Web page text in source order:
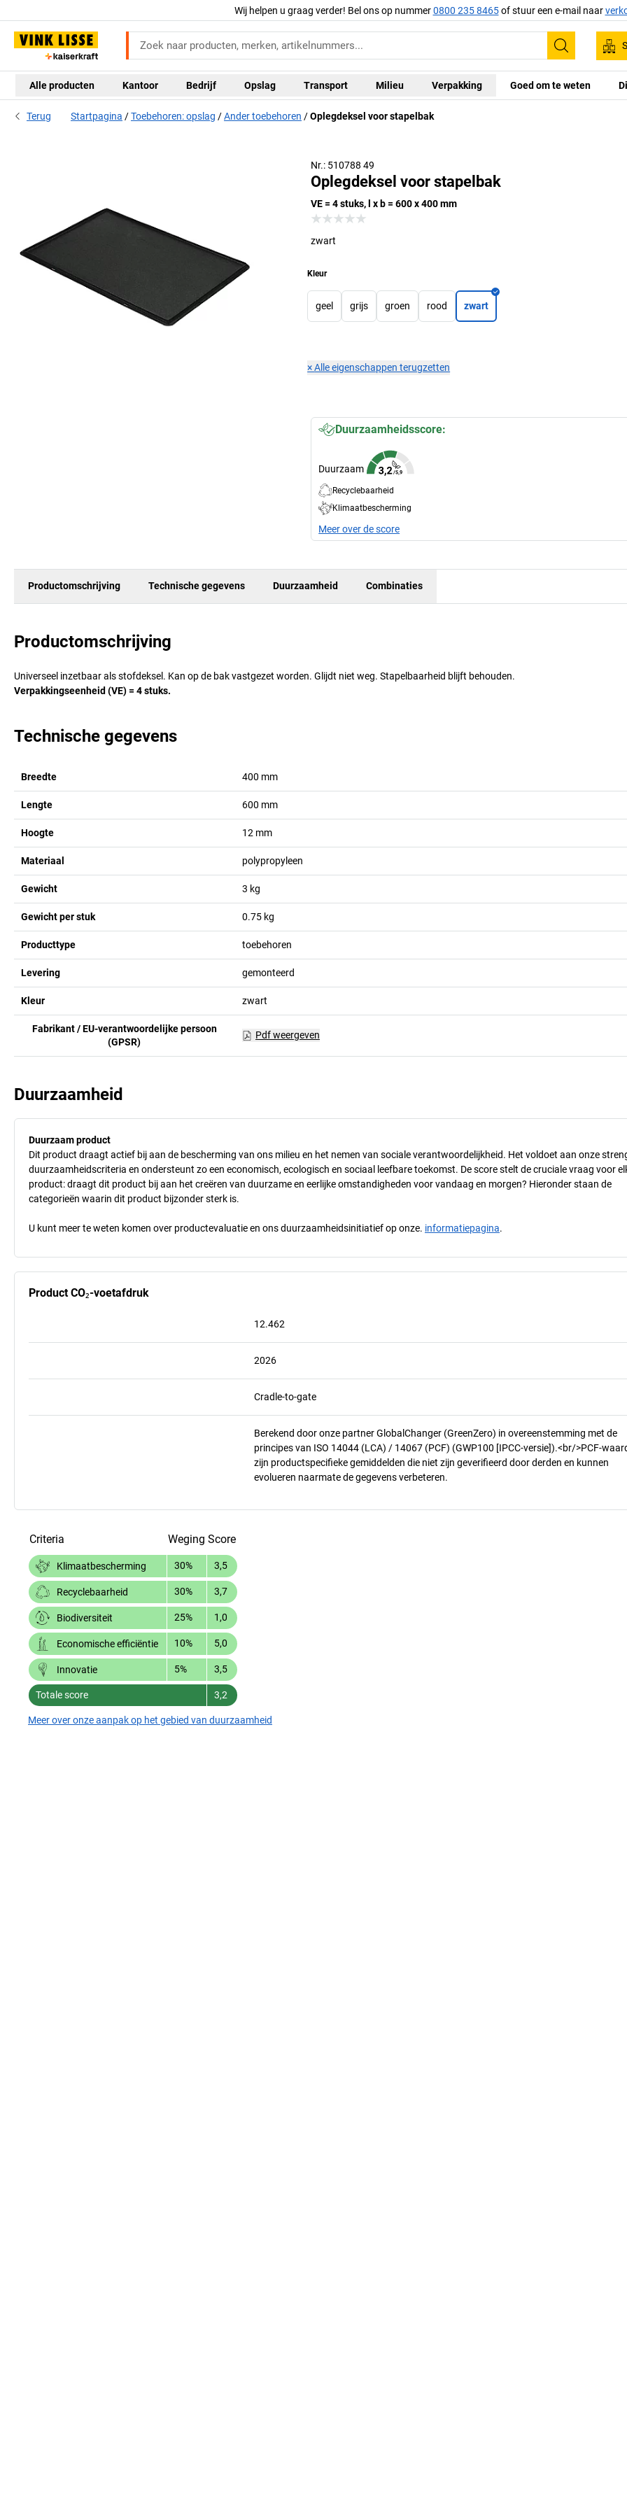
Wij helpen u graag verder! Bel ons op nummer0800 235 8465of stuur een e-mail naar
Zoeken
Alle producten Kantoor Bedrijf Opslag Transport Milieu Verpakking Goed om te weten
Terug Startpagina Toebehoren: opslag Ander toebehoren Oplegdeksel voor stapelbak
Nr.: 510788 49
Oplegdeksel voor stapelbak
VE = 4 stuks, l x b = 600 x 400 mm
zwart
Kleur
geel grijs groen rood zwart
×Alle eigenschappen terugzetten
Duurzaamheidsscore:
Duurzaam
Recyclebaarheid
Klimaatbescherming
Meer over de score
Productomschrijving Technische gegevens Duurzaamheid Combinaties
Productomschrijving
Universeel inzetbaar als stofdeksel. Kan op de bak vastgezet worden. Glijdt niet weg. Stapelbaarheid blijft behouden.
Verpakkingseenheid (VE) = 4 stuks.
Technische gegevens
Breedte 400 mm
Lengte 600 mm
Hoogte 12 mm
Materiaal polypropyleen
Gewicht 3 kg
Gewicht per stuk 0.75 kg
Producttype toebehoren
Levering gemonteerd
Kleur zwart
Fabrikant / EU-verantwoordelijke persoon
(GPSR)
Pdf weergeven
Duurzaamheid
Duurzaam product
Dit product draagt actief bij aan de bescherming van ons milieu en het nemen van sociale verantwoordelijkheid. Het voldoet aan onze
duurzaamheidscriteria en ondersteunt zo een economisch, ecologisch en sociaal leefbare toekomst. De score stelt de cruciale vraag voor
product: draagt dit product bij aan het creëren van duurzame en eerlijke omstandigheden voor vandaag en morgen? Hieronder staan de
categorieën waarin dit product bijzonder sterk is.
U kunt meer te weten komen over productevaluatie en ons duurzaamheidsinitiatief op onze. informatiepagina.
Product CO₂-voetafdruk
12.462
2026
Cradle-to-gate
Berekend door onze partner GlobalChanger (GreenZero) in overeenstemming met de
principes van ISO 14044 (LCA) / 14067 (PCF) (GWP100 [IPCC-versie]).<br/>PCF-
zijn productspecifieke gemiddelden die niet zijn geverifieerd door derden en kunnen
evolueren naarmate de gegevens verbeteren.
Criteria Weging Score
Klimaatbescherming 30% 3,5
Recyclebaarheid 30% 3,7
Biodiversiteit 25% 1,0
Economische efficiëntie 10% 5,0
Innovatie 5% 3,5
Totale score 3,2
Meer over onze aanpak op het gebied van duurzaamheid